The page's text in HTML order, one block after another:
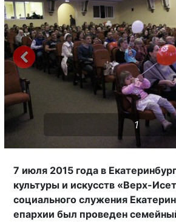
1
7 июля 2015 года в
культуры и искусств «Верх-
социального служения
епархии был проведен